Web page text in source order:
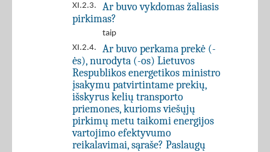
XI.2.3.
Ar buvo vykdomas žaliasis
pirkimas?
taip
XI.2.4.
Ar buvo perkama prekė (-
ės), nurodyta (-os) Lietuvos
Respublikos energetikos ministro
įsakymu patvirtintame prekių,
išskyrus kelių transporto
priemones, kurioms viešųjų
pirkimų metu taikomi energijos
vartojimo efektyvumo
reikalavimai, sąraše? Paslaugų